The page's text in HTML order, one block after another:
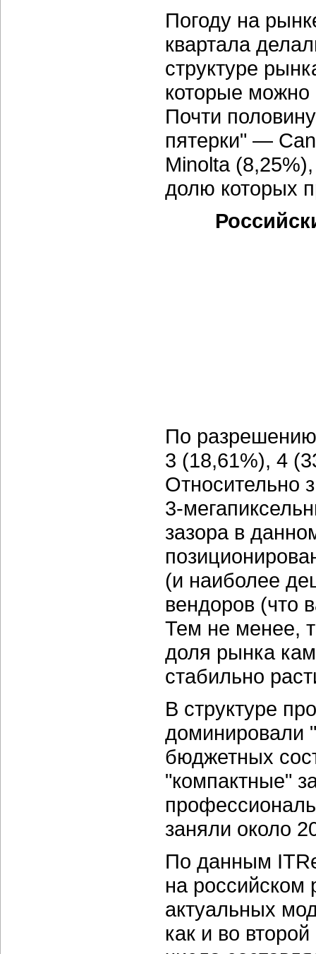
Погоду на
квартала
структуре
которые можно
Почти
пятерки" —
Minolta
долю которых
По
3 (18,61%), 4
Относительно
3-
зазора в
(и наиболее
вендоров (что
Тем не менее,
доля рынка
стабильно
В структуре
доминировали
бюджетных
"компактные"
заняли около
По данным
на российском
актуальных
как и во